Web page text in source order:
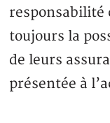
responsabilité
toujours la
de leurs
présentée à